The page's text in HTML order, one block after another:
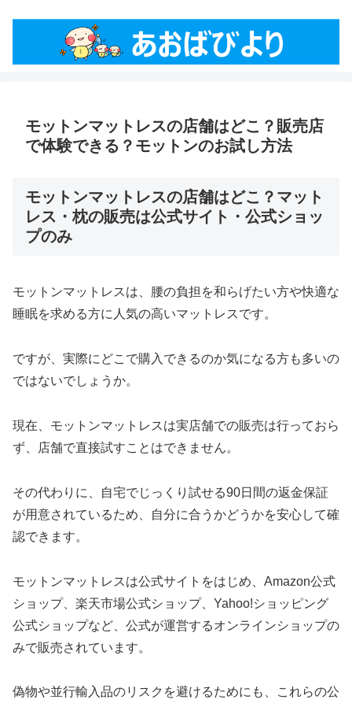
モットンマットレスの店舗はどこ？販売店
で体験できる？モットンのお試し方法
モットンマットレスの店舗はどこ？マット
レス・枕の販売は公式サイト・公式ショッ
プのみ
モットンマットレスは、腰の負担を和らげたい方や快適な
睡眠を求める方に人気の高いマットレスです。
ですが、実際にどこで購入できるのか気になる方も多いの
ではないでしょうか。
現在、モットンマットレスは実店舗での販売は行っておら
ず、店舗で直接試すことはできません。
その代わりに、自宅でじっくり試せる90日間の返金保証
が用意されているため、自分に合うかどうかを安心して確
認できます。
モットンマットレスは公式サイトをはじめ、Amazon公式
ショップ、楽天市場公式ショップ、Yahoo!ショッピング
公式ショップなど、公式が運営するオンラインショップの
みで販売されています。
偽物や並行輸入品のリスクを避けるためにも、これらの公